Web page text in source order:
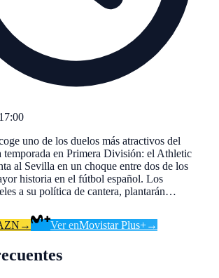
17:00
uno de los duelos más atractivos del
temporada en Primera División: el Athletic
al Sevilla en un choque entre dos de los
historia en el fútbol español. Los
a su política de cantera, plantarán…
→ Ver enMovistar Plus+→